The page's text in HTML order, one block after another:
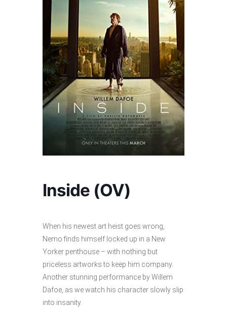
Inside (OV)
When his newest art heist goes wrong,
Nemo finds himself locked up in a New
Yorker penthouse – with nothing but
priceless artworks to keep him company.
Another stunning performance by Willem
Dafoe, as we watch his character slowly slip
into insanity.